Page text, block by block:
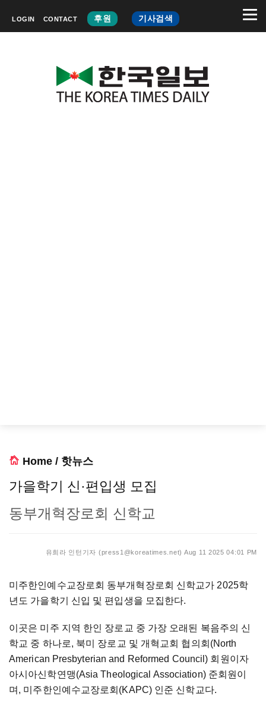
LOGIN CONTACT 후원 기사검색
Home / 핫뉴스
가을학기 신·편입생 모집
동부개혁장로회 신학교
유희라 인턴기자 (press1@koreatimes.net) Aug 11 2025 04:01 PM
미주한인예수교장로회 동부개혁장로회 신학교가 2025학
년도 가을학기 신입 및 편입생을 모집한다.
이곳은 미주 지역 한인 장로교 중 가장 오래된 복음주의 신
학교 중 하나로, 북미 장로교 및 개혁교회 협의회(North
American Presbyterian and Reformed Council) 회원이자
아시아신학연맹(Asia Theological Association) 준회원이
며, 미주한인예수교장로회(KAPC) 인준 신학교다.